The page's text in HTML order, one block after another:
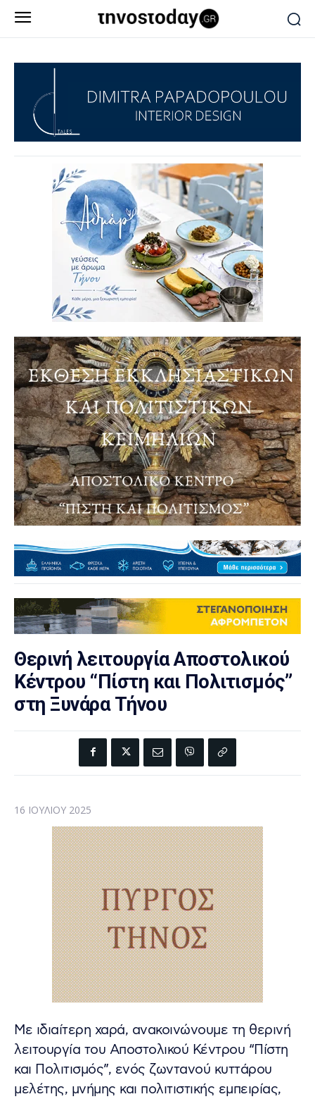
Θερινή λειτουργία Αποστολικού
Κέντρου “Πίστη και Πολιτισμός”
στη Ξυνάρα Τήνου
16 ΙΟΥΛΊΟΥ 2025
Με ιδιαίτερη χαρά, ανακοινώνουμε τη θερινή
λειτουργία του Αποστολικού Κέντρου “Πίστη
και Πολιτισμός”, ενός ζωντανού κυττάρου
μελέτης, μνήμης και πολιτιστικής εμπειρίας,